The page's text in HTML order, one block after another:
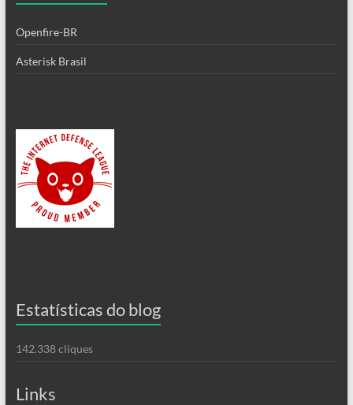
Openfire-BR
Asterisk Brasil
Estatísticas do blog
142.338 cliques
Links